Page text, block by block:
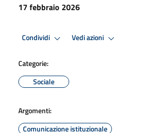
17 febbraio 2026
Condividi Vedi azioni
Categorie:
Sociale
Argomenti:
Comunicazione istituzionale